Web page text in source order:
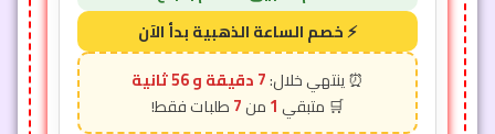
7 دقيقة و 54 ثانية
1
7